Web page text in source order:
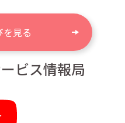
を見る
ビス情報局